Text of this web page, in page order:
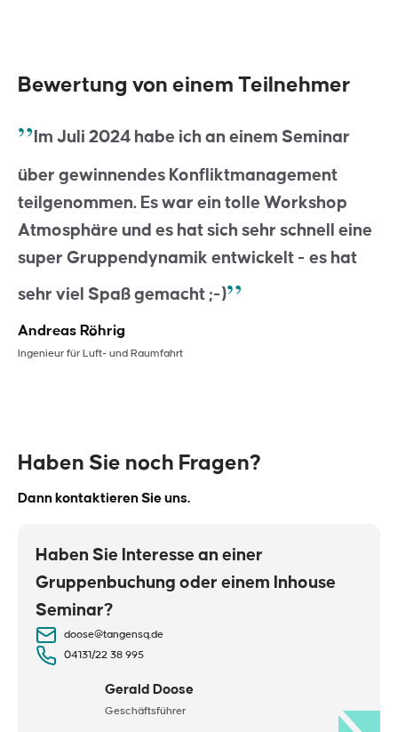
Bewertung von einem Teilnehmer
Im Juli 2024 habe ich an einem Seminar
über gewinnendes Konfliktmanagement
teilgenommen. Es war ein tolle Workshop
Atmosphäre und es hat sich sehr schnell eine
super Gruppendynamik entwickelt - es hat
sehr viel Spaß gemacht ;-)
Andreas Röhrig
Ingenieur für Luft- und Raumfahrt
Haben Sie noch Fragen?
Dann kontaktieren Sie uns.
Haben Sie Interesse an einer
Gruppenbuchung oder einem Inhouse
Seminar?
doose@tangensq.de
04131/22 38 995
Gerald Doose
Geschäftsführer